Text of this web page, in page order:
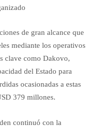
de gran alcance que
mediante los operativos
clave como Dakovo,
del Estado para
ocasionadas a estas
379 millones.
continuó con la